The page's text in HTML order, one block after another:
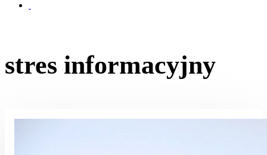
stres informacyjny